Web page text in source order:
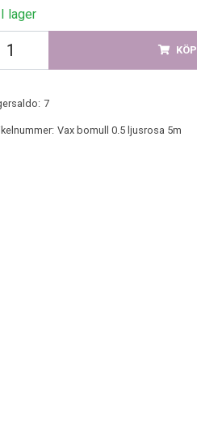
lager
KÖP
7
Vax bomull 0.5 ljusrosa 5m